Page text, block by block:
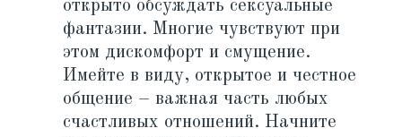
открыто обсуждать сексуальные
фантазии. Многие чувствуют при
этом дискомфорт и смущение.
Имейте в виду, открытое и честное
общение – важная часть любых
счастливых отношений. Начните